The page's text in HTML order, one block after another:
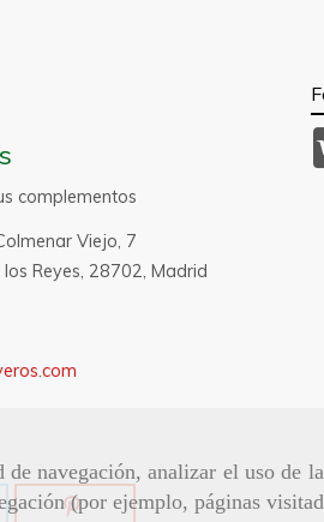
navegación, analizar el uso de
(por ejemplo, páginas
complementos
Viejo, 7
Reyes, 28702,Madrid